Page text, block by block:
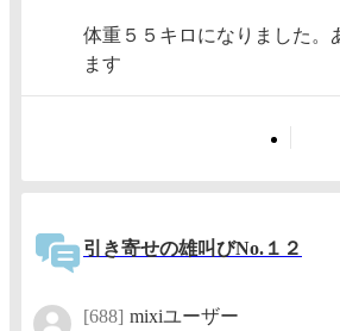
体重５５キロになりました。
ます
引き寄せの雄叫びNo.１２
[688] mixiユーザー